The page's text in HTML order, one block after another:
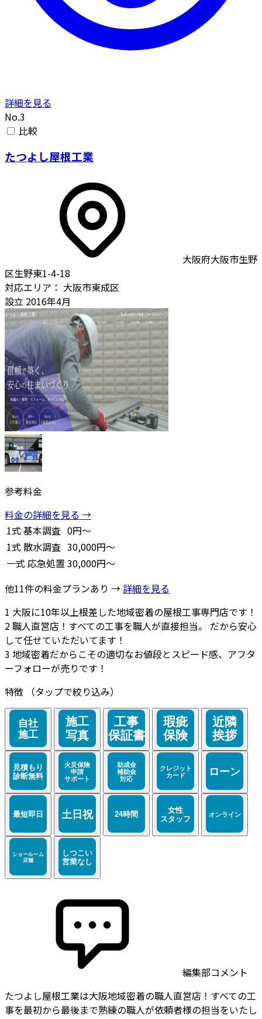
詳細を見る
No.3
比較
たつよし屋根工業
大阪府大阪市生野
区生野東1-4-18
対応エリア： 大阪市東成区
設立 2016年4月
参考料金
料金の詳細を見る →
1式 基本調査 0円～
1式 散水調査 30,000円～
一式 応急処置 30,000円～
他11件の料金プランあり → 詳細を見る
1 大阪に10年以上根差した地域密着の屋根工事専門店です！
2職人直営店！すべての工事を職人が直接担当。 だから安心
して任せていただいてます！
3 地域密着だからこその適切なお値段とスピード感、アフタ
ーフォローが売りです！
特徴
（タップで絞り込み）
編集部コメント
たつよし屋根工業は大阪地域密着の職人直営店！すべての工
事を最初から最後まで熟練の職人が依頼者様の担当をいたし